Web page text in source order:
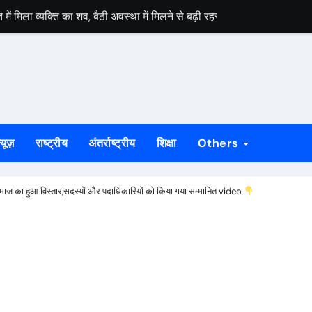
मिला व्यक्ति का शव, बैठी अवस्था में मिलने से बढ़ी रहस्य की गुत्थी
कीमती सामान ले उड़े चोर, दूसरी बार निशाना बना वही घर
मिलने से सनसनी, पुलिस जांच में जुटी
चांदी के सिक्कों से भरा गगरा, गांव में उमड़ी भीड़
ऑल्टो बाबा की मौत, गड्ढे से बचने के प्रयास में ट्रक ने खड़ी कार को मारी
राष्ट्रीय अंतर्राष्ट्रीय शिक्षा Others
का हुआ विस्तार,सदस्यों और पदाधिकारियों को किया गया सम्मानित video